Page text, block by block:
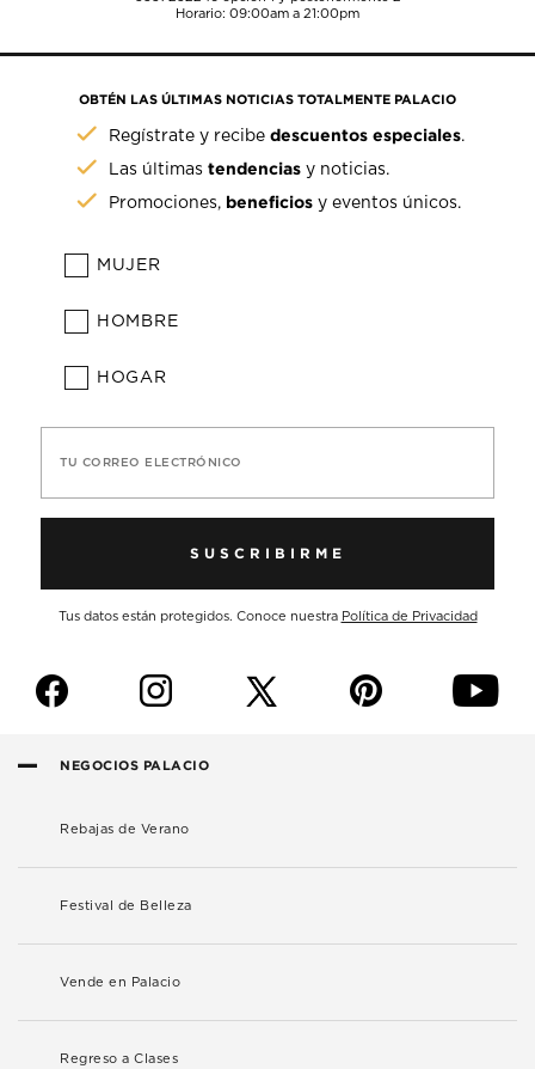
Horario: 09:00am a 21:00pm
OBTÉN LAS ÚLTIMAS NOTICIAS TOTALMENTE PALACIO
Regístrate y recibedescuentos especiales.
Las últimastendencias y noticias.
Promociones, beneficios y eventos únicos.
MUJER
HOMBRE
HOGAR
TU CORREO ELECTRÓNICO
SUSCRIBIRME
Tus datos están protegidos. Conoce nuestra Política de Privacidad
f i p y
NEGOCIOS PALACIO
Rebajas de Verano
Festival de Belleza
Vende en Palacio
Regreso a Clases